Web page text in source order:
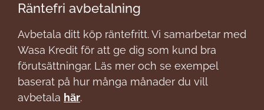
Räntefri avbetalning
Avbetala ditt köp räntefritt. Vi samarbetar med
Wasa Kredit för att ge dig som kund bra
förutsättningar. Läs mer och se exempel
baserat på hur många månader du vill
avbetala här.